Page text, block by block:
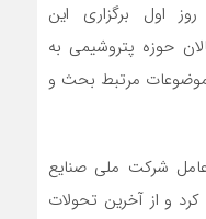
اول برگزاری این
حوزه پتروشیمی به
مرتبط بحث و
شرکت ملی صنایع
و از آخرین تحولات